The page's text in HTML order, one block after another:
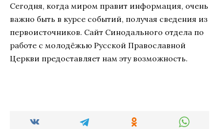
Сегодня, когда миром правит информация, очень
важно быть в курсе событий, получая сведения из
первоисточников. Сайт Синодального отдела по
работе с молодёжью Русской Православной
Церкви предоставляет нам эту возможность.